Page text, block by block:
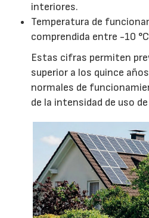
interiores.
Temperatura de
comprendida entre -10
Estas cifras permiten
superior a los quince
normales de
de la intensidad de uso